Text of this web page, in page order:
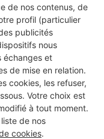
de nos contenus, de
profil (particulier
publicités
nous
échanges et
de mise en relation.
cookies, les refuser,
Votre choix est
à tout moment.
de nos
cookies.